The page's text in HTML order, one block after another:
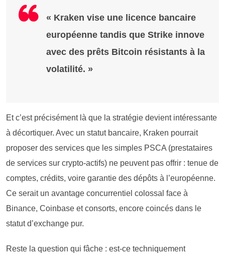
« Kraken vise une licence bancaire
européenne tandis que Strike innove
avec des prêts Bitcoin résistants à la
volatilité. »
Et c’est précisément là que la stratégie devient intéressante
à décortiquer. Avec un statut bancaire, Kraken pourrait
proposer des services que les simples PSCA (prestataires
de services sur crypto-actifs) ne peuvent pas offrir : tenue de
comptes, crédits, voire garantie des dépôts à l’européenne.
Ce serait un avantage concurrentiel colossal face à
Binance, Coinbase et consorts, encore coincés dans le
statut d’exchange pur.
Reste la question qui fâche : est-ce techniquement